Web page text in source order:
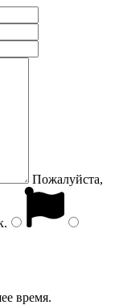
Пожалуйста,
.
время.